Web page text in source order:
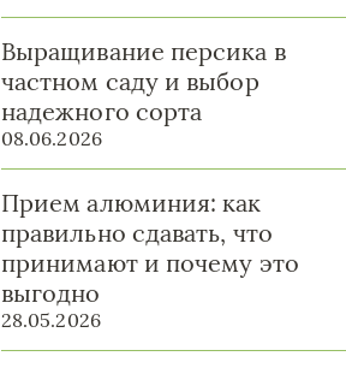
Выращивание персика в
частном саду и выбор
надежного сорта
08.06.2026
Прием алюминия: как
правильно сдавать, что
принимают и почему это
выгодно
28.05.2026